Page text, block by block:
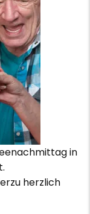
in
herzlich